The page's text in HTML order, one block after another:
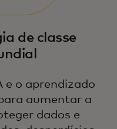
de classe
e o aprendizado
aumentar a
dados e